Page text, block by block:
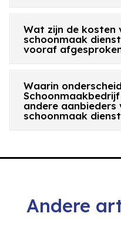
Wat zijn de kosten
schoonmaak
vooraf
Waarin
andere aanbieders
schoonmaak
Andere